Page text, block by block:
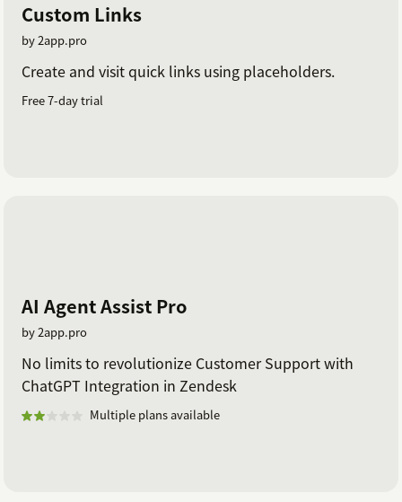
Custom Links
by 2app.pro
Create and visit quick links using placeholders.
Free 7-day trial
AI Agent Assist Pro
by 2app.pro
No limits to revolutionize Customer Support with
ChatGPT Integration in Zendesk
Multiple plans available